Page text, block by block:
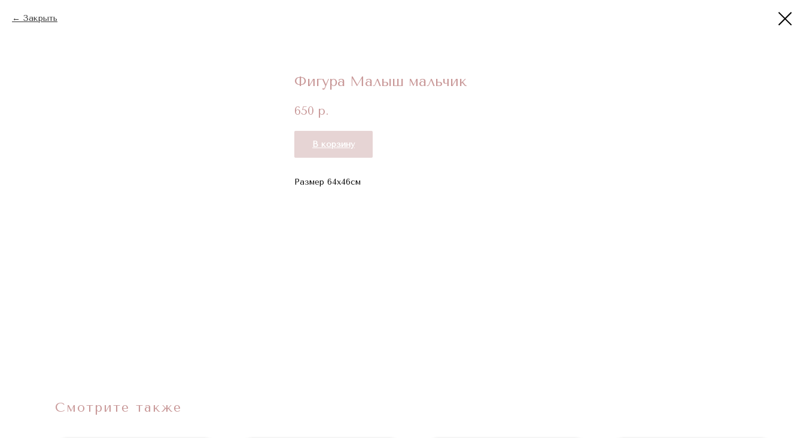
Закрыть
Фигура Малыш мальчик
650 р.
В корзину
Размер 64х46см
Смотрите также